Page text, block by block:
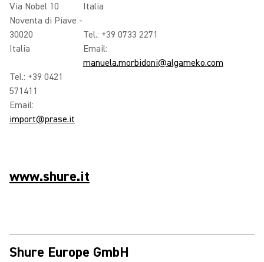
Via Nobel 10
Noventa di Piave -
30020
Italia
Tel.: +39 0421
571411
Email:
import@prase.it
Italia
Tel.: +39 0733 2271
Email:
manuela.morbidoni@algameko.com
www.shure.it
Shure Europe GmbH